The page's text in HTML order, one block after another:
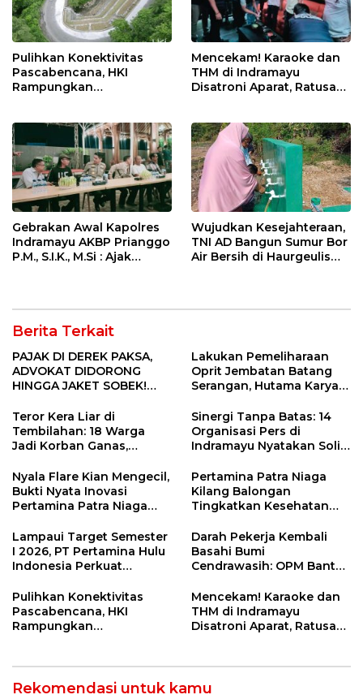
Pulihkan Konektivitas
Pascabencana, HKI
Rampungkan
Mencekam! Karaoke dan
THM di Indramayu
Disatroni Aparat, Ratusan
Gebrakan Awal Kapolres
Indramayu AKBP Prianggo
P.M., S.I.K., M.Si : Ajak
Wujudkan Kesejahteraan,
TNI AD Bangun Sumur Bor
Air Bersih di Haurgeulis
Berita Terkait
PAJAK DI DEREK PAKSA,
ADVOKAT DIDORONG
HINGGA JAKET SOBEK!
Ngamuk Kepung Polresta
Pekanbaru!
Lakukan Pemeliharaan
Oprit Jembatan Batang
Serangan, Hutama Karya
55 Tol Binjai–Langsa
Teror Kera Liar di
Tembilahan: 18 Warga
Jadi Korban Ganas,
12 Jahitan!
Sinergi Tanpa Batas: 14
Organisasi Pers di
Indramayu Nyatakan Solid
Nyala Flare Kian Mengecil,
Bukti Nyata Inovasi
Pertamina Patra Niaga
Net Zero Emission 2060
Pertamina Patra Niaga
Kilang Balongan
Tingkatkan Kesehatan
Pemeriksaan Kesehatan
Rutin dan Edukasi
Perawatan Gigi
Lampaui Target Semester
I 2026, PT Pertamina Hulu
Indonesia Perkuat
Nasional Lewat Inovasi &
Keselamatan Kerja
Darah Pekerja Kembali
Basahi Bumi
Cendrawasih: OPM Bantai
di Tolikara!
Pulihkan Konektivitas
Pascabencana, HKI
Rampungkan
Mencekam! Karaoke dan
THM di Indramayu
Disatroni Aparat, Ratusan
Rekomendasi untuk kamu